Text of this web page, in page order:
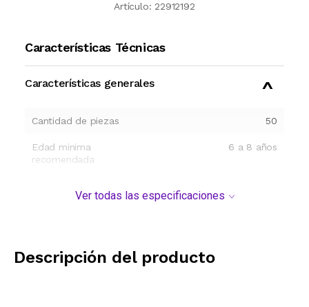
Artículo: 22912192
Características Técnicas
Características generales
Cantidad de piezas 50
Edad minima
recomendada
6 a 8 años
Ver todas las especificaciones
Descripción del producto